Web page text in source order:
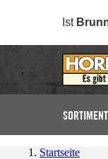
Ist
SORTIMENT
Startseite